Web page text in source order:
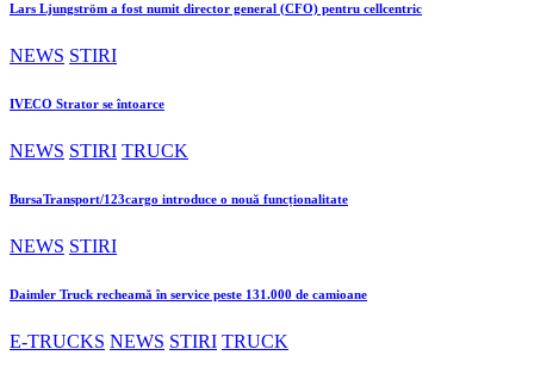
Lars Ljungström a fost numit director general (CFO) pentru cellcentric
NEWS STIRI
IVECO Strator se întoarce
NEWS STIRI TRUCK
BursaTransport/123cargo introduce o nouă funcționalitate
NEWS STIRI
Daimler Truck recheamă în service peste 131.000 de camioane
E-TRUCKS NEWS STIRI TRUCK